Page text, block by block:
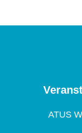
ATUS